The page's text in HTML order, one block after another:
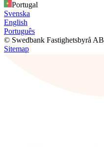
Portugal
Svenska
English
Português
© Swedbank Fastighetsbyrå AB
Sitemap